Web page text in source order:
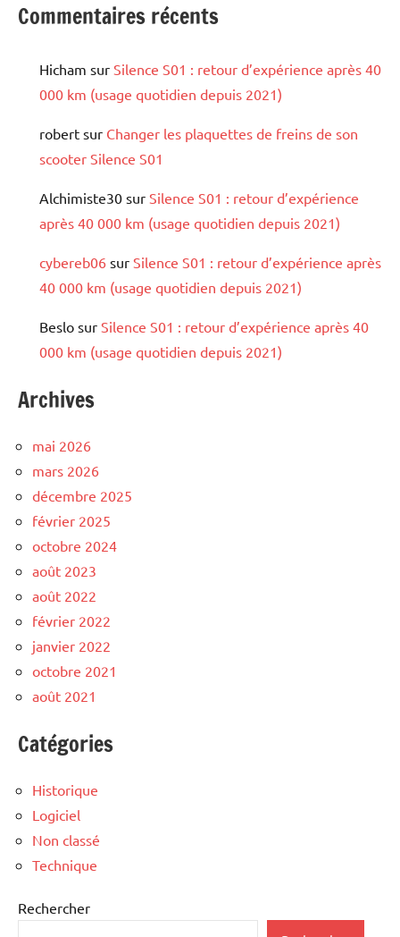
Commentaires récents
Hicham sur Silence S01 : retour d’expérience après 40
000 km (usage quotidien depuis 2021)
robert sur Changer les plaquettes de freins de son
scooter Silence S01
Alchimiste30 sur Silence S01 : retour d’expérience
après 40 000 km (usage quotidien depuis 2021)
cybereb06 sur Silence S01 : retour d’expérience après
40 000 km (usage quotidien depuis 2021)
Beslo sur Silence S01 : retour d’expérience après 40
000 km (usage quotidien depuis 2021)
Archives
mai 2026
mars 2026
décembre 2025
février 2025
octobre 2024
août 2023
août 2022
février 2022
janvier 2022
octobre 2021
août 2021
Catégories
Historique
Logiciel
Non classé
Technique
Rechercher